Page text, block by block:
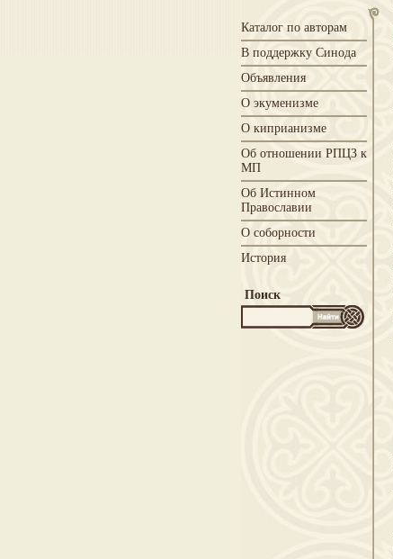
Каталог по авторам
В поддержку Синода
Объявления
О экуменизме
О киприанизме
Об отношении РПЦЗ к
МП
Об Истинном
Православии
О соборности
История
Поиск